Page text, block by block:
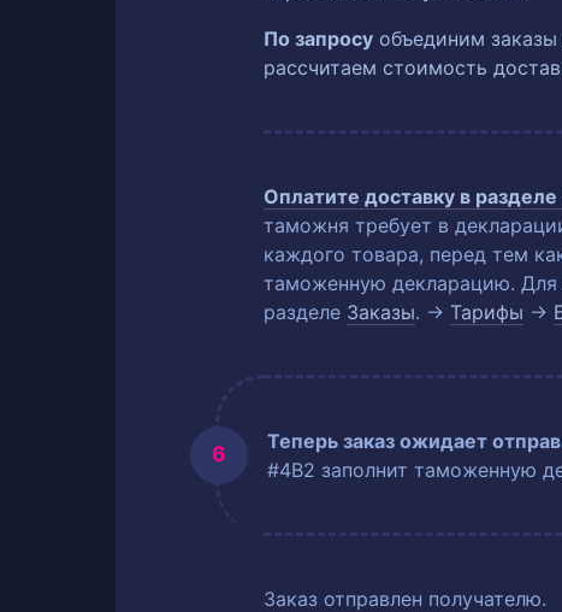
По запросу объединим
рассчитаем стоимость
Оплатите доставку в разделе
таможня требует в
каждого товара, перед тем
таможенную декларацию. Для
разделе Заказы. → Тарифы →
Теперь заказ ожидает
#4B2 заполнит таможенную
Заказ отправлен получателю.